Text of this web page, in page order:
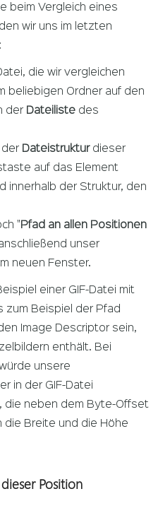
beim Vergleich eines
wir uns im letzten
die wir vergleichen
beliebigen Ordner auf den
der Dateiliste des
der Dateistrukturdieser
auf das Element
innerhalb der Struktur, den
" Pfad an allen Positionen
unser
neuen Fenster.
einer GIF-Datei mit
zum Beispiel der Pfad
Image Descriptor sein,
enthält. Bei
unsere
in der GIF-Datei
die neben dem Byte-Offset
die Breite und die Höhe
Position